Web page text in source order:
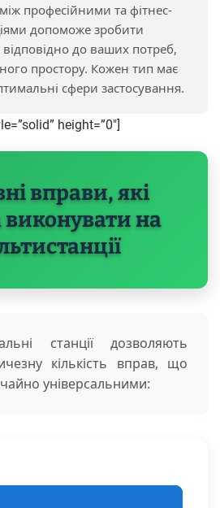
професійними та фітнес-
допоможе зробити
до ваших потреб,
простору. Кожен тип має
сфери застосування.
height=”0″]
вправи, які
на
станції дозволяють
кількість вправ, що
універсальними: